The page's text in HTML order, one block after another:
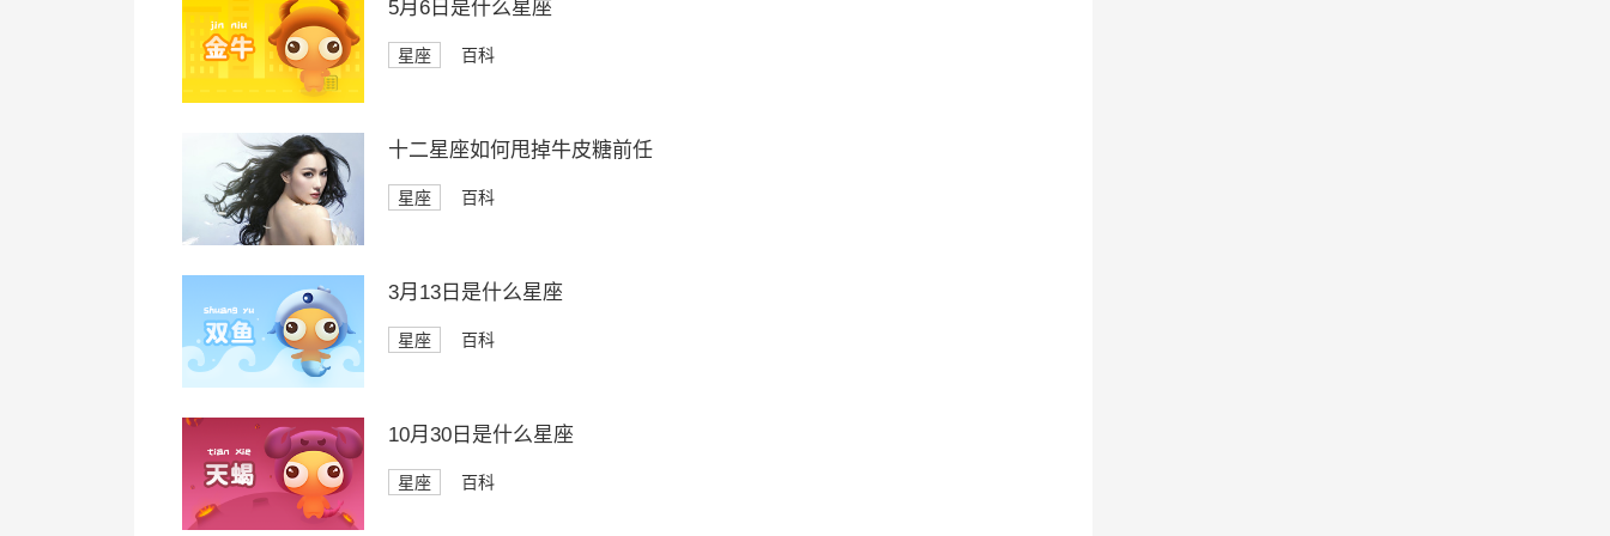
5月6日是什么星座
星座 百科
十二星座如何甩掉牛皮糖前任
星座 百科
3月13日是什么星座
星座 百科
10月30日是什么星座
星座 百科